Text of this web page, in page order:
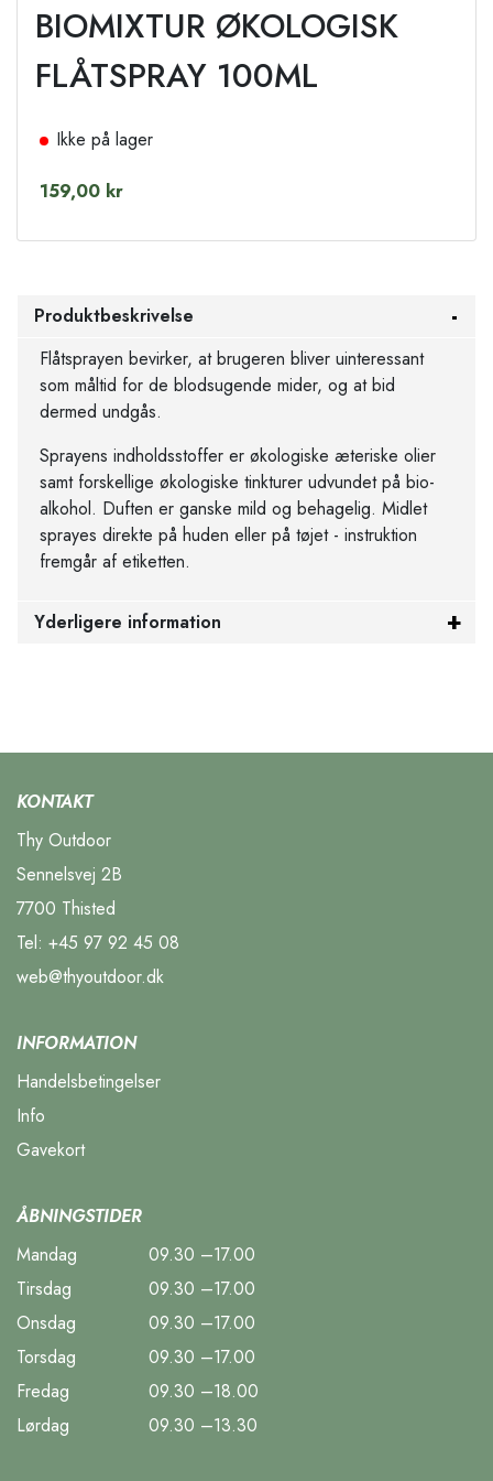
BIOMIXTUR ØKOLOGISK
FLÅTSPRAY 100ML
Ikke på lager
159,00 kr
Produktbeskrivelse
Flåtsprayen bevirker, at brugeren bliver uinteressant
som måltid for de blodsugende mider, og at bid
dermed undgås.
Sprayens indholdsstoffer er økologiske æteriske olier
samt forskellige økologiske tinkturer udvundet på bio-
alkohol. Duften er ganske mild og behagelig. Midlet
sprayes direkte på huden eller på tøjet - instruktion
fremgår af etiketten.
Yderligere information
KONTAKT
Thy Outdoor
Sennelsvej 2B
7700 Thisted
Tel: +45 97 92 45 08
web@thyoutdoor.dk
INFORMATION
Handelsbetingelser
Info
Gavekort
ÅBNINGSTIDER
Mandag
09.30 –17.00
Tirsdag
09.30 –17.00
Onsdag
09.30 –17.00
Torsdag
09.30 –17.00
Fredag
09.30 –18.00
Lørdag
09.30 –13.30